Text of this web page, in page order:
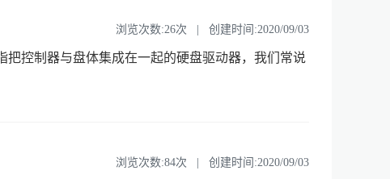
浏览次数:26次 | 创建时间:2020/09/03
把控制器与盘体集成在一起的硬盘驱动器，我们常说
浏览次数:84次 | 创建时间:2020/09/03